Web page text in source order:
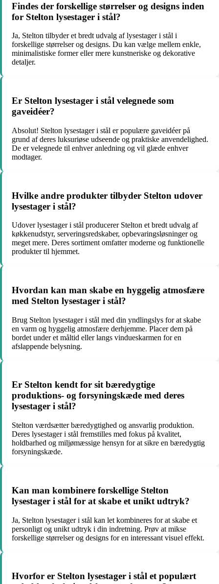
Findes der forskellige størrelser og designs inden
for Stelton lysestager i stål?
Ja, Stelton tilbyder et bredt udvalg af lysestager i stål i
forskellige størrelser og designs. Du kan vælge mellem enkle,
minimalistiske former eller mere kunstneriske og dekorative
detaljer.
Er Stelton lysestager i stål velegnede som
gaveidéer?
Absolut! Stelton lysestager i stål er populære gaveidéer på
grund af deres luksuriøse udseende og praktiske anvendelighed.
De er velegnede til enhver anledning og vil glæde enhver
modtager.
Hvilke andre produkter tilbyder Stelton udover
lysestager i stål?
Udover lysestager i stål producerer Stelton et bredt udvalg af
køkkenudstyr, serveringsredskaber, opbevaringsløsninger og
meget mere. Deres sortiment omfatter moderne og funktionelle
produkter til hjemmet.
Hvordan kan man skabe en hyggelig atmosfære
med Stelton lysestager i stål?
Brug Stelton lysestager i stål med din yndlingslys for at skabe
en varm og hyggelig atmosfære derhjemme. Placer dem på
bordet under et måltid eller langs vindueskarmen for en
afslappende belysning.
Er Stelton kendt for sit bæredygtige
produktions- og forsyningskæde med deres
lysestager i stål?
Stelton værdsætter bæredygtighed og ansvarlig produktion.
Deres lysestager i stål fremstilles med fokus på kvalitet,
holdbarhed og miljømæssige hensyn for at sikre en bæredygtig
forsyningskæde.
Kan man kombinere forskellige Stelton
lysestager i stål for at skabe et unikt udtryk?
Ja, Stelton lysestager i stål kan let kombineres for at skabe et
personligt og unikt udtryk i din indretning. Prøv at mikse
forskellige størrelser og designs for en interessant visuel effekt.
Hvorfor er Stelton lysestager i stål et populært